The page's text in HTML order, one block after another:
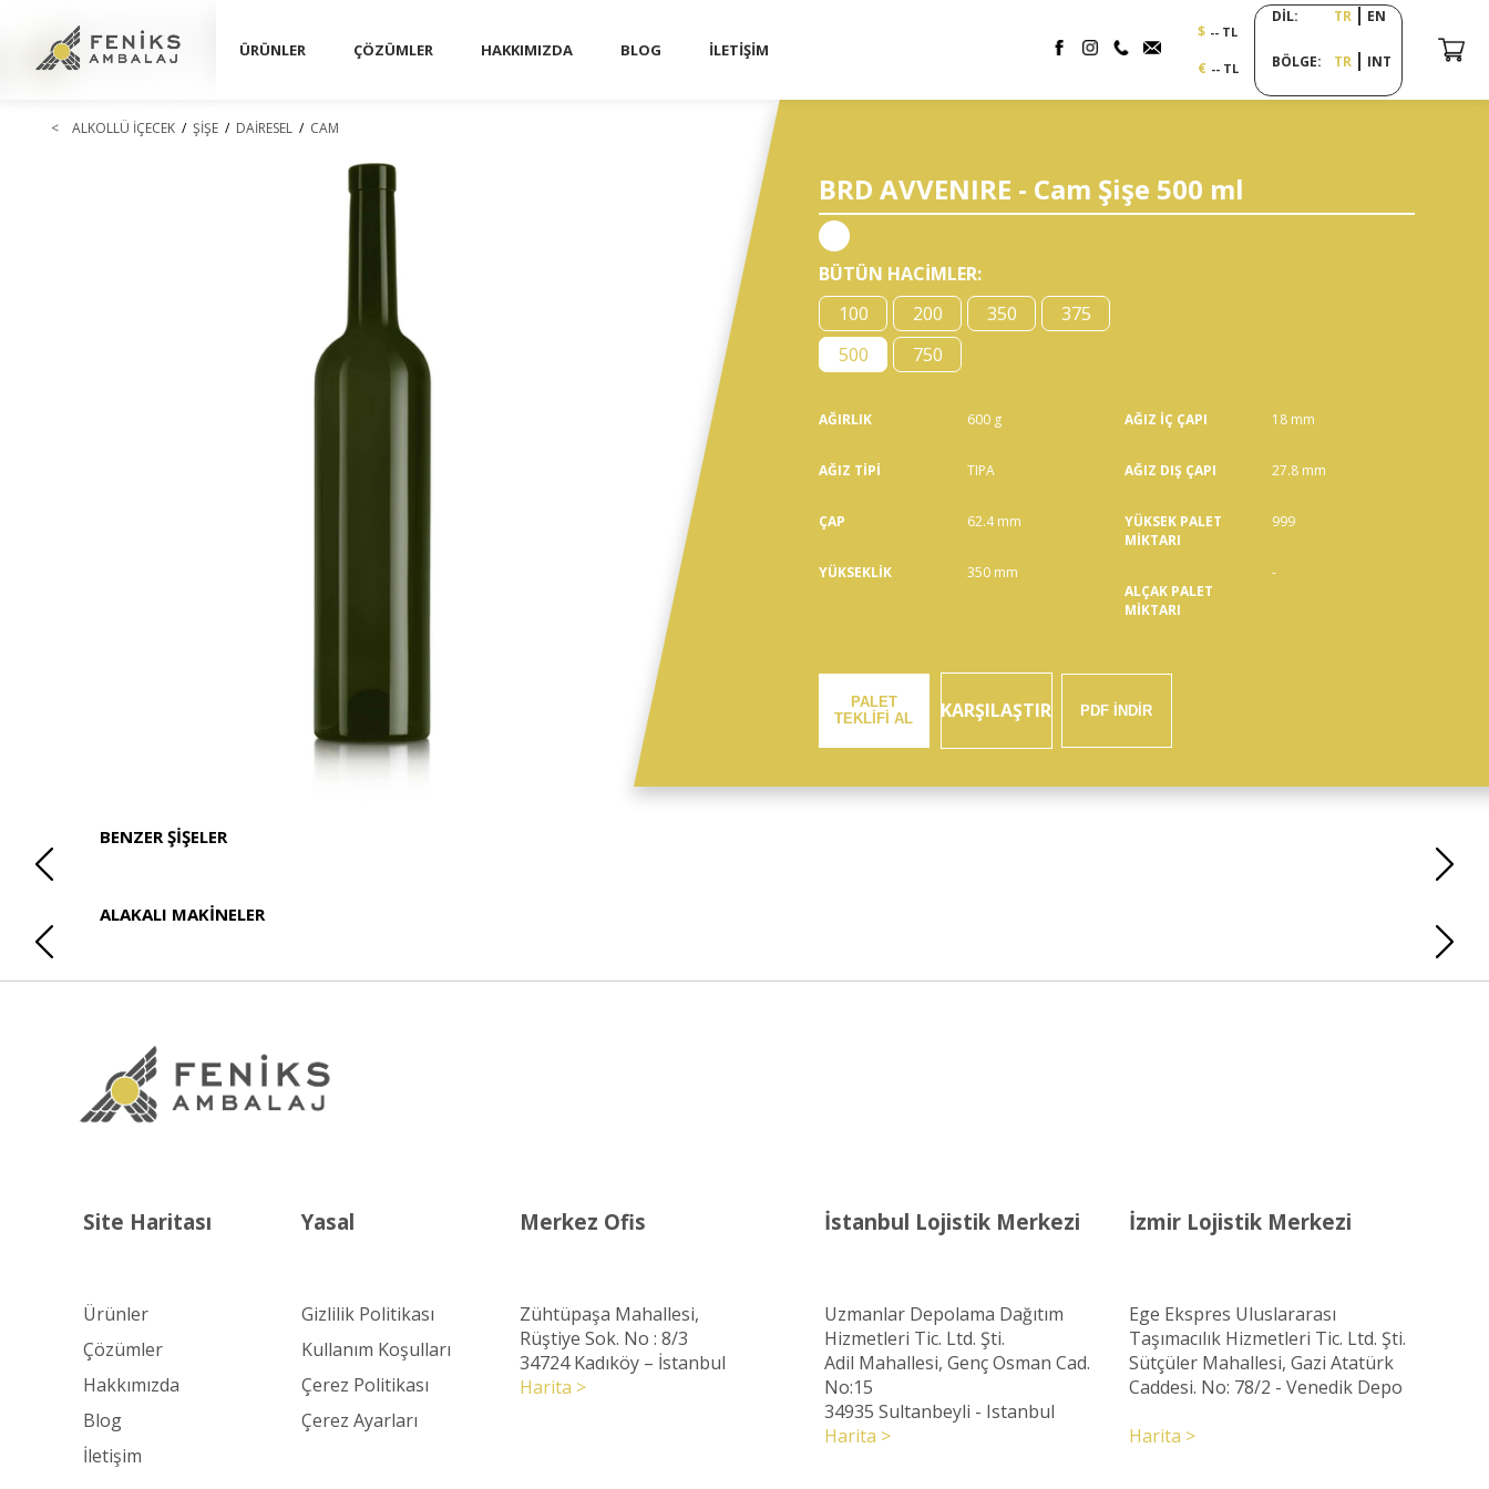
ÜRÜNLER ÇÖZÜMLER HAKKIMIZDA BLOG İLETİŞİM
$ -- TL
€ -- TL
DİL: TR EN
BÖLGE: TR INT
< ALKOLLÜ İÇECEK / ŞİŞE / DAİRESEL / CAM
BRD AVVENIRE - Cam Şişe 500 ml
BÜTÜN HACİMLER:
100
200 350
375
500
750
AĞIRLIK
AĞIZ TİPİ
ÇAP
YÜKSEKLİK
600 g
TIPA
62.4 mm
350 mm
AĞIZ İÇ ÇAPI
AĞIZ DIŞ ÇAPI
YÜKSEK PALET
MİKTARI
ALÇAK PALET
MİKTARI
18 mm
27.8 mm
999
-
PALET
TEKLİFİ AL
KARŞILAŞTIR PDF İNDİR
BENZER ŞİŞELER
ALAKALI MAKİNELER
■
Site Haritası
Ürünler
Çözümler
Hakkımızda
Blog
İletişim
Yasal
Gizlilik Politikası
Kullanım Koşulları
Çerez Politikası
Çerez Ayarları
Merkez Ofis
Zühtüpaşa Mahallesi,
Rüştiye Sok. No : 8/3
34724 Kadıköy – İstanbul
Harita >
İstanbul Lojistik Merkezi
Uzmanlar Depolama Dağıtım
Hizmetleri Tic. Ltd. Şti.
Adil Mahallesi, Genç Osman Cad.
No:15
34935 Sultanbeyli - Istanbul
Harita >
İzmir Lojistik Merkezi
Ege Ekspres Uluslararası
Taşımacılık Hizmetleri Tic. Ltd. Şti.
Sütçüler Mahallesi, Gazi Atatürk
Caddesi. No: 78/2 - Venedik Depo
Harita >